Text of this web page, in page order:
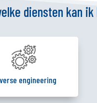
diensten kan
engineering